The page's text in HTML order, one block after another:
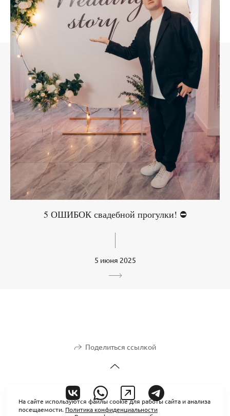
5 ОШИБОК свадебной прогулки! ⛔
5 июня 2025
Поделиться ссылкой
На сайте используются файлы cookie для работы сайта и анализа
посещаемости. Политика конфиденциальности